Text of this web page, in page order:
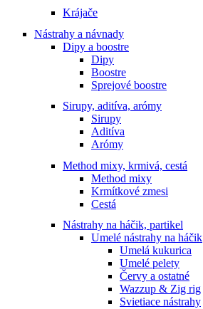
Krájače
Nástrahy a návnady
Dipy a boostre
Dipy
Boostre
Sprejové boostre
Sirupy, aditíva, arómy
Sirupy
Aditíva
Arómy
Method mixy, krmivá, cestá
Method mixy
Krmítkové zmesi
Cestá
Nástrahy na háčik, partikel
Umelé nástrahy na háčik
Umelá kukurica
Umelé pelety
Červy a ostatné
Wazzup & Zig rig
Svietiace nástrahy